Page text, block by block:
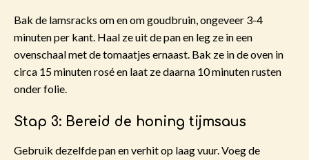
Bak de lamsracks om en om goudbruin, ongeveer 3-4
minuten per kant. Haal ze uit de pan en leg ze in een
ovenschaal met de tomaatjes ernaast. Bak ze in de oven in
circa 15 minuten rosé en laat ze daarna 10 minuten rusten
onder folie.
Stap 3: Bereid de honing tijmsaus
Gebruik dezelfde pan en verhit op laag vuur. Voeg de